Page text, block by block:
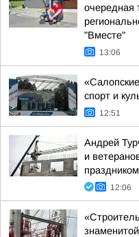
очередная
"Вместе"
13:06
спорт и
12:51
Андрей
и
праздником
12:06